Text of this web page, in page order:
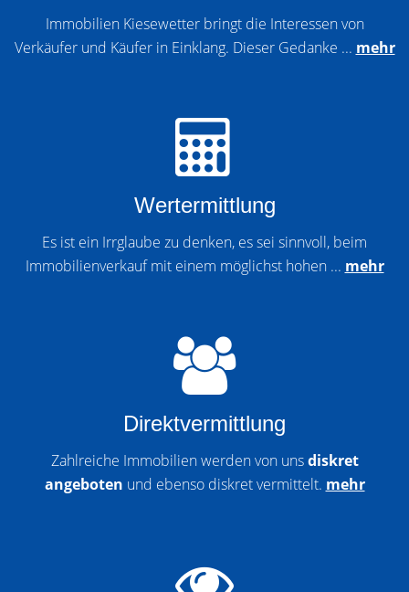
Immobilien Kiesewetter bringt die Interessen von
Verkäufer und Käufer in Einklang. Dieser Gedanke ... mehr
Wertermittlung
Es ist ein Irrglaube zu denken, es sei sinnvoll, beim
Immobilienverkauf mit einem möglichst hohen ... mehr
Direktvermittlung
Zahlreiche Immobilien werden von unsdiskret
angeboten und ebenso diskret vermittelt. mehr